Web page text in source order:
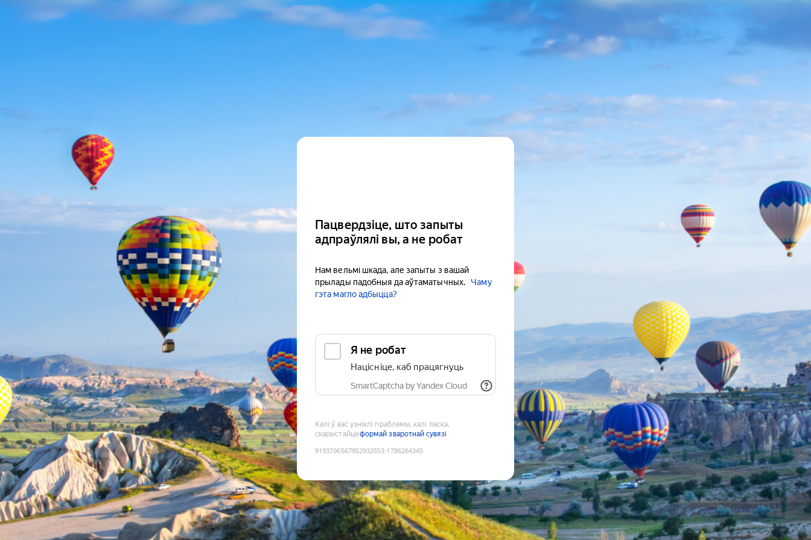
Пацвердзіце, што запыты
адпраўлялі вы, а не робат
Нам вельмі шкада, але запыты з вашай
прылады падобныя да аўтаматычных.
Чаму
гэта магло адбыцца?
Я не робат
Націсніце, каб працягнуць
SmartCaptcha by Yandex Cloud
Калі ў вас узніклі праблемы, калі ласка,
скарыстайцеформай зваротнай сувязі
9193706567952932553:1786264345